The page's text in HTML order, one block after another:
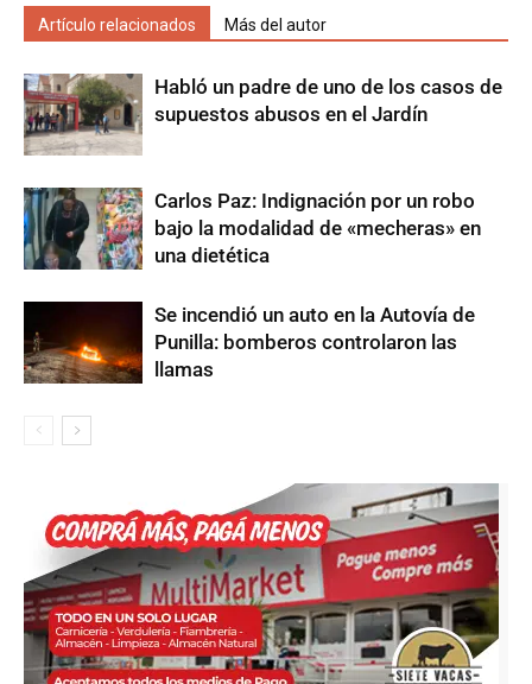
Artículo relacionados Más del autor
Habló un padre de uno de los casos de
supuestos abusos en el Jardín
Carlos Paz: Indignación por un robo
bajo la modalidad de «mecheras» en
una dietética
Se incendió un auto en la Autovía de
Punilla: bomberos controlaron las
llamas